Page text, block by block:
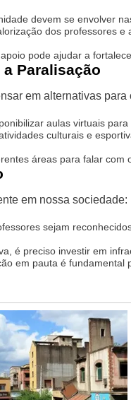
devem se envolver
dos professores
pode ajudar a
Paralisação
em alternativas para
aulas virtuais
culturais e
áreas para falar com
em nossa sociedade:
sejam
é preciso investir em
em pauta é fundamental